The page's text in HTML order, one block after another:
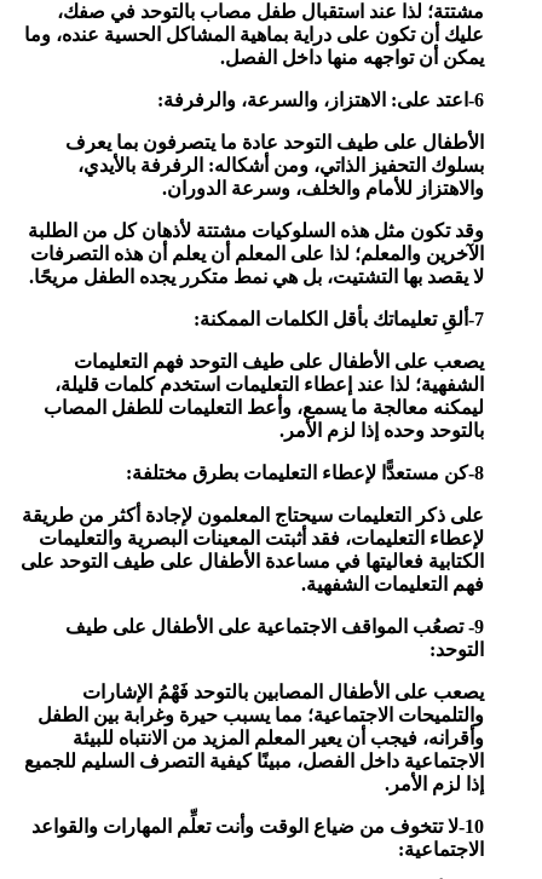
مشتتة؛ لذا عند استقبال طفل مصاب بالتوحد في صفك،
عليك أن تكون على دراية بماهية المشاكل الحسية عنده، وما
يمكن أن تواجهه منها داخل الفصل.
6-اعتد على: الاهتزاز، والسرعة، والرفرفة:
الأطفال على طيف التوحد عادة ما يتصرفون بما يعرف
بسلوك التحفيز الذاتي، ومن أشكاله: الرفرفة بالأيدي،
والاهتزاز للأمام والخلف، وسرعة الدوران.
وقد تكون مثل هذه السلوكيات مشتتة لأذهان كل من الطلبة
الآخرين والمعلم؛ لذا على المعلم أن يعلم أن هذه التصرفات
لا يقصد بها التشتيت، بل هي نمط متكرر يجده الطفل مريحًا.
7-ألقِ تعليماتك بأقل الكلمات الممكنة:
يصعب على الأطفال على طيف التوحد فهم التعليمات
الشفهية؛ لذا عند إعطاء التعليمات استخدم كلمات قليلة،
ليمكنه معالجة ما يسمع، وأعط التعليمات للطفل المصاب
بالتوحد وحده إذا لزم الأمر.
8-كن مستعدًّا لإعطاء التعليمات بطرق مختلفة:
على ذكر التعليمات سيحتاج المعلمون لإجادة أكثر من طريقة
لإعطاء التعليمات، فقد أثبتت المعينات البصرية والتعليمات
الكتابية فعاليتها في مساعدة الأطفال على طيف التوحد على
فهم التعليمات الشفهية.
9- تصعُب المواقف الاجتماعية على الأطفال على طيف
التوحد:
يصعب على الأطفال المصابين بالتوحد فَهْمُ الإشارات
والتلميحات الاجتماعية؛ مما يسبب حيرة وغرابة بين الطفل
وأقرانه، فيجب أن يعير المعلم المزيد من الانتباه للبيئة
الاجتماعية داخل الفصل، مبينًا كيفية التصرف السليم للجميع
إذا لزم الأمر.
10-لا تتخوف من ضياع الوقت وأنت تعلِّم المهارات والقواعد
الاجتماعية: